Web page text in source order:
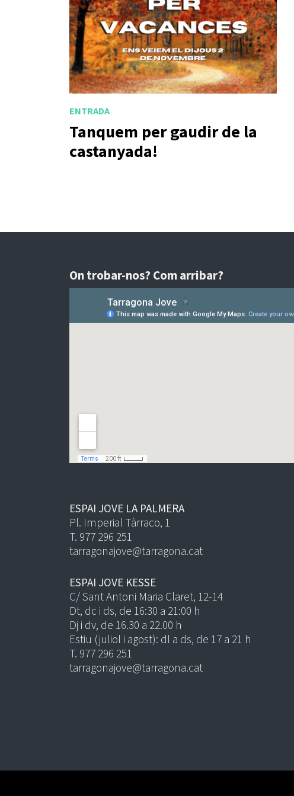
ENTRADA
Tanquem per gaudir de la
castanyada!
On trobar-nos? Com arribar?
ESPAI JOVE LA PALMERA
Pl. Imperial Tàrraco, 1
T. 977 296 251
tarragonajove@tarragona.cat
ESPAI JOVE KESSE
C/ Sant Antoni Maria Claret, 12-14
Dt, dc i ds, de 16:30 a 21:00 h
Dj i dv, de 16.30 a 22.00 h
Estiu (juliol i agost): dl a ds, de 17 a 21 h
T. 977 296 251
tarragonajove@tarragona.cat